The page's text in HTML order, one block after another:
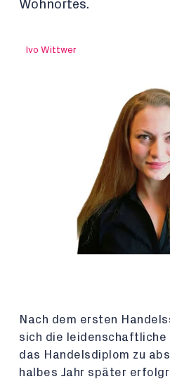
Wohnortes.
Ivo Wittwer
Nach dem ersten
sich die leidenschaftliche
das Handelsdiplom zu
halbes Jahr später